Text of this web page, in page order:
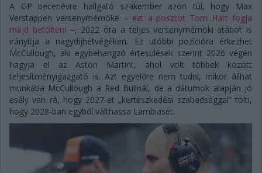
A GP becenévre hallgató szakember azon túl, hogy Max
Verstappen versenymérnöke – ezt a posztot Tom Hart fogja
majd betölteni –, 2022 óta a teljes versenymérnöki stábot is
irányítja a nagydíjhétvégéken. Ez utóbbi pozícióra érkezhet
McCullough, aki egybehangzó értesülések szerint 2026 végén
hagyja el az Aston Martint, ahol volt többek között
teljesítményigazgató is. Azt egyelőre nem tudni, mikor állhat
munkába McCullough a Red Bullnál, de a dátumok alapján jó
esély van rá, hogy 2027-et „kertészkedési szabadsággal” tölti,
hogy 2028-ban egyből válthassa Lambiasét.